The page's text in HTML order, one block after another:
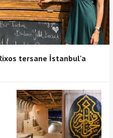
tersane İstanbul'a